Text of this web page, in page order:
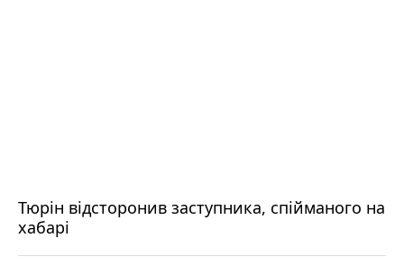
Тюрін відсторонив заступника, спійманого на
хабарі